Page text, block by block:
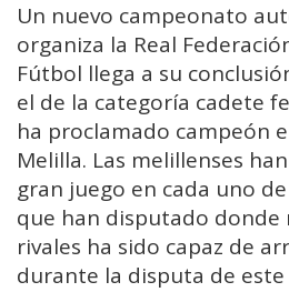
Un nuevo campeonato
organiza la Real
Fútbol llega a su
el de la categoría cadete
ha proclamado campeón
Melilla. Las melillenses
gran juego en cada uno
que han disputado donde
rivales ha sido capaz de
durante la disputa de este